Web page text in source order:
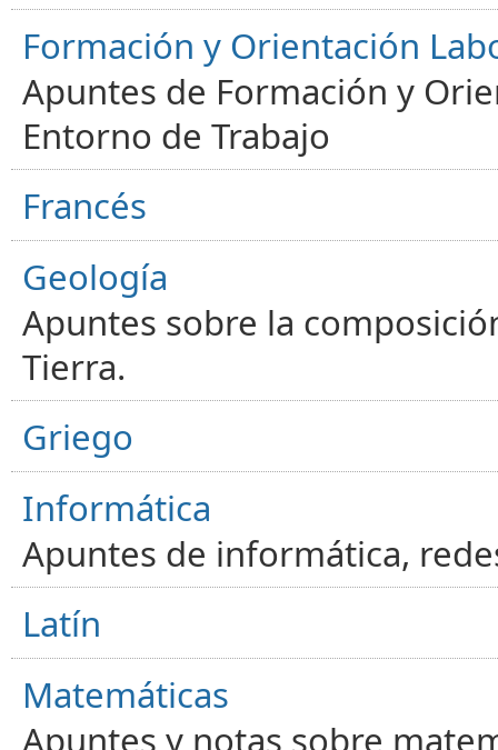
Formación y Orientación
Apuntes de Formación y
Entorno de Trabajo
Francés
Geología
Apuntes sobre la
Tierra.
Griego
Informática
Apuntes de informática,
Latín
Matemáticas
Apuntes y notas sobre